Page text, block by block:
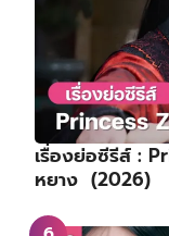
เรื่องย่อซีรีส์ :
หยาง (2026)